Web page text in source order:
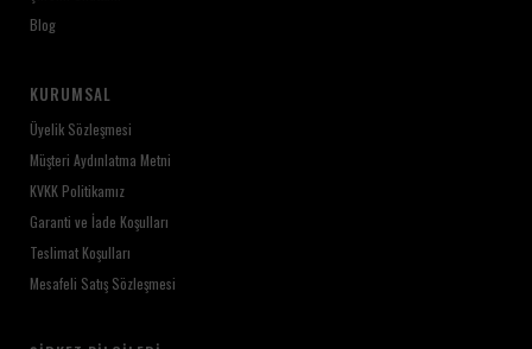
Blog
KURUMSAL
Üyelik Sözleşmesi
Müşteri Aydınlatma Metni
KVKK Politikamız
Garanti ve İade Koşulları
Teslimat Koşulları
Mesafeli Satış Sözleşmesi